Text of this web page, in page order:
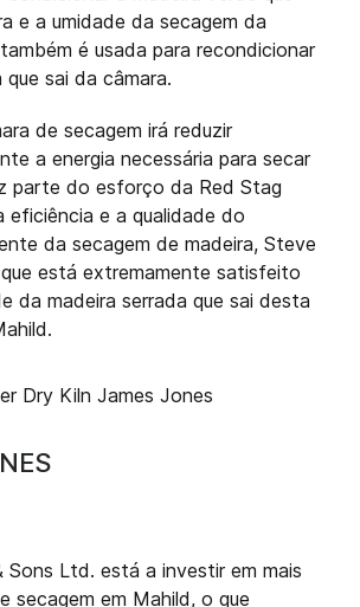
e a umidade da secagem da
é usada para recondicionar
sai da câmara.
de secagem irá reduzir
a energia necessária para secar
parte do esforço da Red Stag
eficiência e a qualidade do
da secagem de madeira, Steve
está extremamente satisfeito
da madeira serrada que sai desta
Sons Ltd. está a investir em mais
secagem em Mahild, o que